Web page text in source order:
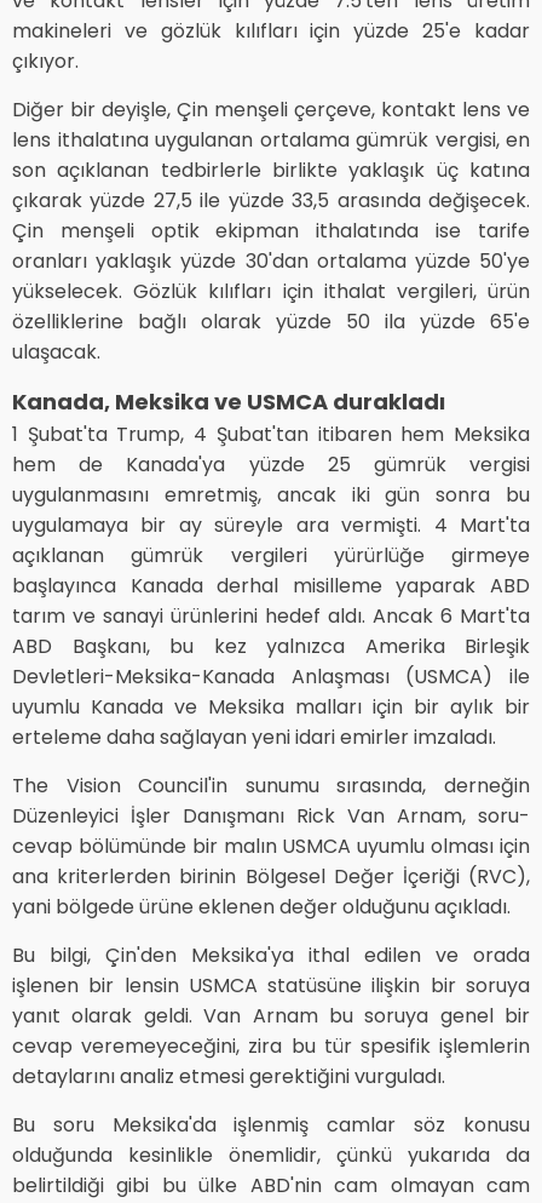
makineleri ve gözlük kılıfları için yüzde 25'e kadar
çıkıyor.
Diğer bir deyişle, Çin menşeli çerçeve, kontakt lens ve
lens ithalatına uygulanan ortalama gümrük vergisi, en
son açıklanan tedbirlerle birlikte yaklaşık üç katına
çıkarak yüzde 27,5 ile yüzde 33,5 arasında değişecek.
Çin menşeli optik ekipman ithalatında ise tarife
oranları yaklaşık yüzde 30'dan ortalama yüzde 50'ye
yükselecek. Gözlük kılıfları için ithalat vergileri, ürün
özelliklerine bağlı olarak yüzde 50 ila yüzde 65'e
ulaşacak.
Kanada, Meksika ve USMCA durakladı
1 Şubat'ta Trump, 4 Şubat'tan itibaren hem Meksika
hem de Kanada'ya yüzde 25 gümrük vergisi
uygulanmasını emretmiş, ancak iki gün sonra bu
uygulamaya bir ay süreyle ara vermişti. 4 Mart'ta
açıklanan gümrük vergileri yürürlüğe girmeye
başlayınca Kanada derhal misilleme yaparak ABD
tarım ve sanayi ürünlerini hedef aldı. Ancak 6 Mart'ta
ABD Başkanı, bu kez yalnızca Amerika Birleşik
Devletleri-Meksika-Kanada Anlaşması (USMCA) ile
uyumlu Kanada ve Meksika malları için bir aylık bir
erteleme daha sağlayan yeni idari emirler imzaladı.
The Vision Council'in sunumu sırasında, derneğin
Düzenleyici İşler Danışmanı Rick Van Arnam, soru-
cevap bölümünde bir malın USMCA uyumlu olması için
ana kriterlerden birinin Bölgesel Değer İçeriği (RVC),
yani bölgede ürüne eklenen değer olduğunu açıkladı.
Bu bilgi, Çin'den Meksika'ya ithal edilen ve orada
işlenen bir lensin USMCA statüsüne ilişkin bir soruya
yanıt olarak geldi. Van Arnam bu soruya genel bir
cevap veremeyeceğini, zira bu tür spesifik işlemlerin
detaylarını analiz etmesi gerektiğini vurguladı.
Bu soru Meksika'da işlenmiş camlar söz konusu
olduğunda kesinlikle önemlidir, çünkü yukarıda da
belirtildiği gibi bu ülke ABD'nin cam olmayan cam